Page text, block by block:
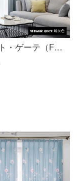
フロート・ゲーテ（FG）北欧現代全遮光厚いカーテン-アテネ格リビング・ルームの書斎バルコニーの3階のサイドカーテンの多色床カーテンのオーダーメイド鯨灰色のカーテン（窓のベールを含まない）の幅3メートル*高さ2.7メートル-フック式の一枚（高さは短くすることができます）